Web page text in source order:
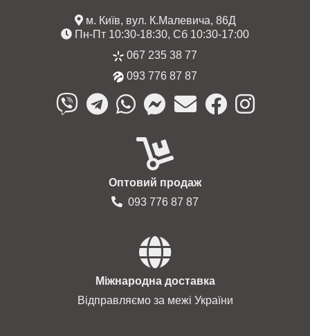
м. Київ, вул. К.Малевича, 86Д
Пн-Пт 10:30-18:30, Сб 10:30-17:00
067 235 38 77
093 776 87 87
Оптовий продаж
093 776 87 87
Міжнародна доставка
Відправляємо за межі України